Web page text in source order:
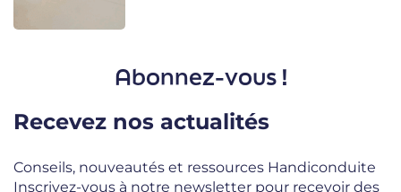
Abonnez-vous !
Recevez nos actualités
Conseils, nouveautés et ressources Handiconduite
Inscrivez-vous à notre newsletter pour recevoir des